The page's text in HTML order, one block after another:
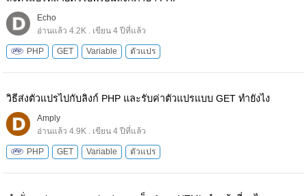
Echo
อ่านแล้ว 4.2K . เขียน 4 ปีที่แล้ว
PHP GET Variable ตัวแปร
วิธีส่งตัวแปรไปกับลิงก์ PHP และรับค่าตัวแปรแบบ GET ทำยังไง
Amply
อ่านแล้ว 4.9K . เขียน 4 ปีที่แล้ว
PHP GET Variable ตัวแปร